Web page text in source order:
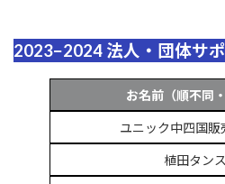
2023−2024 法人・団体サ
お名前（順不同
ユニック中四国販
植田タン